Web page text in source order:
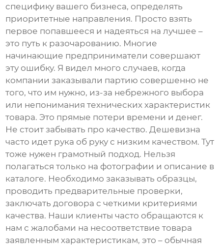
специфику вашего бизнеса, определять
приоритетные направления. Просто взять
первое попавшееся и надеяться на лучшее –
это путь к разочарованию. Многие
начинающие предприниматели совершают
эту ошибку. Я видел много случаев, когда
компании заказывали партию совершенно не
того, что им нужно, из-за небрежного выбора
или непонимания технических характеристик
товара. Это прямые потери времени и денег.
Не стоит забывать про качество. Дешевизна
часто идет рука об руку с низким качеством. Тут
тоже нужен грамотный подход. Нельзя
полагаться только на фотографии и описание в
каталоге. Необходимо заказывать образцы,
проводить предварительные проверки,
заключать договора с четкими критериями
качества. Наши клиенты часто обращаются к
нам с жалобами на несоответствие товара
заявленным характеристикам, это – обычная